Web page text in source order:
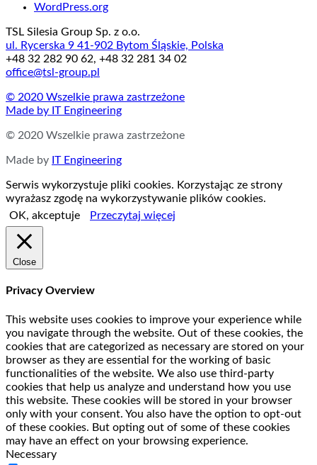
WordPress.org
TSL Silesia Group Sp. z o.o.
ul. Rycerska 9 41-902 Bytom Śląskie, Polska
+48 32 282 90 62, +48 32 281 34 02
office@tsl-group.pl
© 2020 Wszelkie prawa zastrzeżone
Made by IT Engineering
© 2020 Wszelkie prawa zastrzeżone
Made by IT Engineering
Serwis wykorzystuje pliki cookies. Korzystając ze strony
wyrażasz zgodę na wykorzystywanie plików cookies.
OK, akceptuje
Przeczytaj więcej
Close
Privacy Overview
This website uses cookies to improve your experience while
you navigate through the website. Out of these cookies, the
cookies that are categorized as necessary are stored on your
browser as they are essential for the working of basic
functionalities of the website. We also use third-party
cookies that help us analyze and understand how you use
this website. These cookies will be stored in your browser
only with your consent. You also have the option to opt-out
of these cookies. But opting out of some of these cookies
may have an effect on your browsing experience.
Necessary